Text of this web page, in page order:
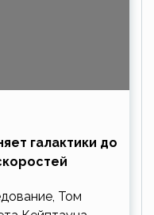
галактики до
Том